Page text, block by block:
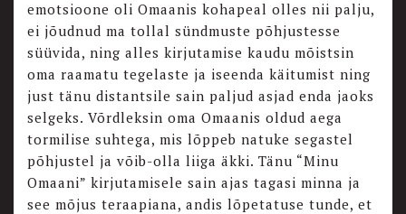
emotsioone oli Omaanis kohapeal olles nii palju,
ei jõudnud ma tollal sündmuste põhjustesse
süüvida, ning alles kirjutamise kaudu mõistsin
oma raamatu tegelaste ja iseenda käitumist ning
just tänu distantsile sain paljud asjad enda jaoks
selgeks. Võrdleksin oma Omaanis oldud aega
tormilise suhtega, mis lõppeb natuke segastel
põhjustel ja võib-olla liiga äkki. Tänu “Minu
Omaani” kirjutamisele sain ajas tagasi minna ja
see mõjus teraapiana, andis lõpetatuse tunde, et